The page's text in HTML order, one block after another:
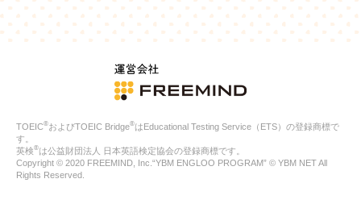
4.
個人情報の第三者への提供
当社は、次の場合を除き、ご本人の同意なしに個人情報を第三者
に提供することはありません。
ご本人の同意がある場合
法令に基づく場合
人の生命、身体または財産の保護のために必要がある場合であ
公衆衛生の向上または児童の健全な育成の推進のために特に必
合
特定した利用目的の達成に必要な範囲内において、個人情報の
TOEIC®およびTOEIC Bridge®はEducational Testing Service（ETS）の登録商標で
す。
英検®は公益財団法人 日本英語検定協会の登録商標です。
Copyright © 2020 FREEMIND, Inc.“YBM ENGLOO PROGRAM” © YBM NET All
Rights Reserved.